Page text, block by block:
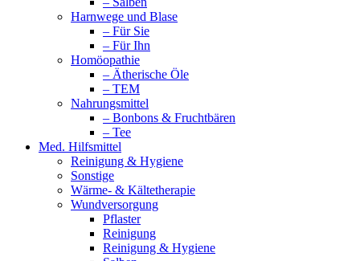
Harnwege und Blase
– Für Sie
– Für Ihn
Homöopathie
– Ätherische Öle
– TEM
Nahrungsmittel
– Bonbons & Fruchtbären
– Tee
Med. Hilfsmittel
Reinigung & Hygiene
Sonstige
Wärme- & Kältetherapie
Wundversorgung
Pflaster
Reinigung
Reinigung & Hygiene